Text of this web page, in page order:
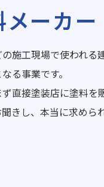
ーカー
施工現場で使われる
る事業です。
直接塗装店に塗料を
きし、本当に求めら